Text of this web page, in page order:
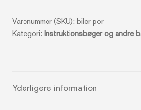
antal
Varenummer (SKU):biler por
Kategori: Instruktionsbøger og andre
Yderligere information